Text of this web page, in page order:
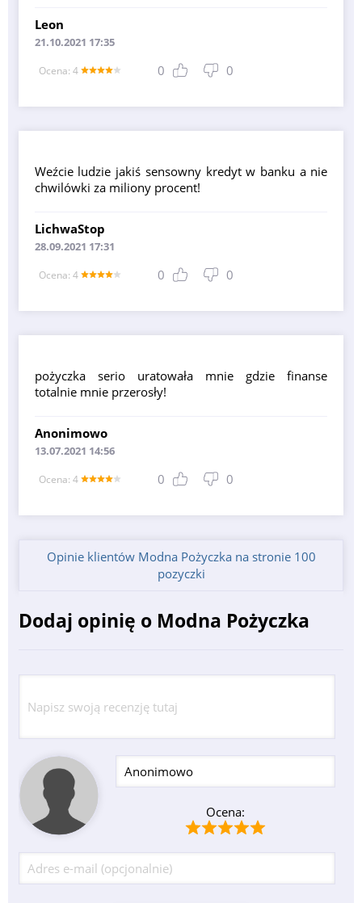
Leon
21.10.2021 17:35
Оcena: 4 0 0
Weźcie ludzie jakiś sensowny kredyt w banku a nie
chwilówki za miliony procent!
LichwaStop
28.09.2021 17:31
Оcena: 4 0 0
pożyczka serio uratowała mnie gdzie finanse
totalnie mnie przerosły!
Anonimowo
13.07.2021 14:56
Оcena: 4 0 0
Opinie klientów Modna Pożyczka na stronie 100
pozyczki
Dodaj opinię o Modna Pożyczka
Ocena: